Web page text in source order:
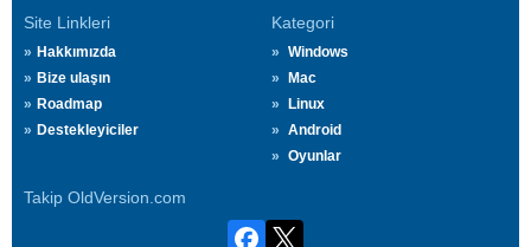
Site Linkleri
Hakkımızda
Bize ulaşın
Roadmap
Destekleyiciler
Kategori
Windows
Mac
Linux
Android
Oyunlar
Takip OldVersion.com